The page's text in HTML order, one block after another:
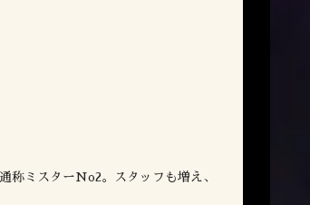
称ミスターNo2。スタッフも増え、